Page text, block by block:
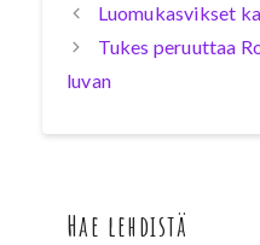
Luomukasvikset
Tukes peruuttaa
luvan
Hae lehdistä